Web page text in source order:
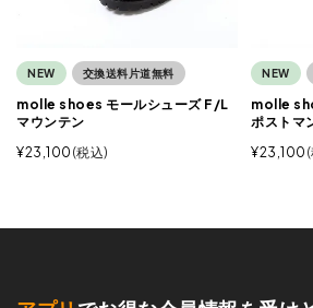
NEW 交換送料片道無料
molle shoes モールシューズ F/L
マウンテン
¥23,100 税込
NEW
molle
ポストマ
¥23,100